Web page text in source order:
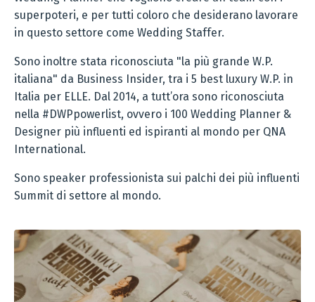
superpoteri, e per tutti coloro che desiderano lavorare
in questo settore come Wedding Staffer.
Sono inoltre stata riconosciuta "la più grande W.P.
italiana" da Business Insider, tra i 5 best luxury W.P. in
Italia per ELLE. Dal 2014, a tutt’ora sono riconosciuta
nella #DWPpowerlist, ovvero i 100 Wedding Planner &
Designer più influenti ed ispiranti al mondo per QNA
International.
Sono speaker professionista sui palchi dei più influenti
Summit di settore al mondo.